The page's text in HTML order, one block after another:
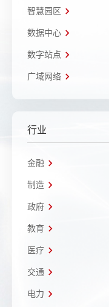
智慧园区
数据中心
数字站点
广域网络
行业
金融
制造
政府
教育
医疗
交通
电力